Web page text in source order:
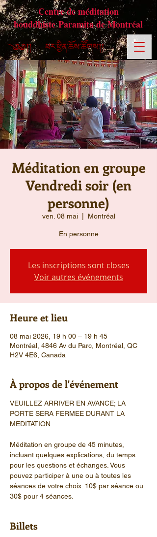
Centre de méditation
bouddhiste Paramita de Montréal
Méditation en groupe
Vendredi soir (en
personne)
ven. 08 mai
  |
Montréal
En personne
Les inscriptions sont closes
Voir autres événements
Heure et lieu
08 mai 2026, 19 h 00 – 19 h 45
Montréal, 4846 Av du Parc, Montréal, QC
H2V 4E6, Canada
À propos de l'événement
VEUILLEZ ARRIVER EN AVANCE; LA
PORTE SERA FERMEE DURANT LA
MEDITATION.
Méditation en groupe de 45 minutes,
incluant quelques explications, du temps
pour les questions et échanges. Vous
pouvez participer à une ou à toutes les
séances de votre choix. 10$ par séance ou
30$ pour 4 séances.
Billets